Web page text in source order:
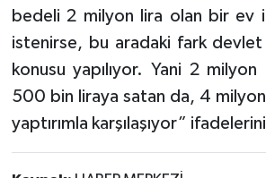
bedeli 2 milyon lira olan bir ev
istenirse, bu aradaki fark devlet
konusu yapılıyor. Yani 2
500 bin liraya satan da, 4
yaptırımla karşılaşıyor”